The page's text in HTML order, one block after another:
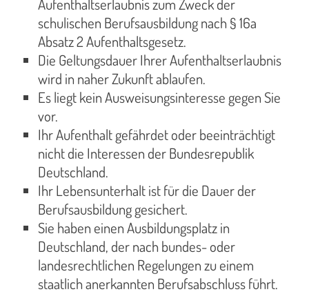
Aufenthaltserlaubnis zum Zweck der
schulischen Berufsausbildung nach § 16a
Absatz 2 Aufenthaltsgesetz.
Die Geltungsdauer Ihrer Aufenthaltserlaubnis
wird in naher Zukunft ablaufen.
Es liegt kein Ausweisungsinteresse gegen Sie
vor.
Ihr Aufenthalt gefährdet oder beeinträchtigt
nicht die Interessen der Bundesrepublik
Deutschland.
Ihr Lebensunterhalt ist für die Dauer der
Berufsausbildung gesichert.
Sie haben einen Ausbildungsplatz in
Deutschland, der nach bundes- oder
landesrechtlichen Regelungen zu einem
staatlich anerkannten Berufsabschluss führt.